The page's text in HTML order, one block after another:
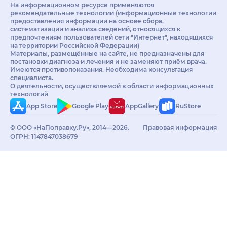
На информационном ресурсе применяются
рекомендательные технологии (информационные технологии
предоставления информации на основе сбора,
систематизации и анализа сведений, относящихся к
предпочтениям пользователей сети "Интернет", находящихся
на территории Российской Федерации)
Материалы, размещённые на сайте, не предназначены для
постановки диагноза и лечения и не заменяют приём врача.
Имеются противопоказания. Необходима консультация
специалиста.
О деятельности, осуществляемой в области информационных
технологий
App Store
Google Play AppGallery RuStore
© ООО «НаПоправку.Ру», 2014—2026.
ОГРН: 1147847038679
Правовая информация